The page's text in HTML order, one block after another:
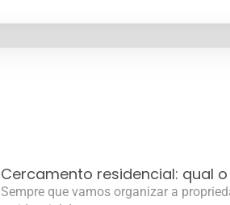
Cercamento residencial: qual
Sempre que vamos organizar a